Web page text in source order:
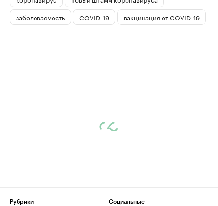
заболеваемость
COVID-19 вакцинация от COVID-19
Рубрики
Социальные